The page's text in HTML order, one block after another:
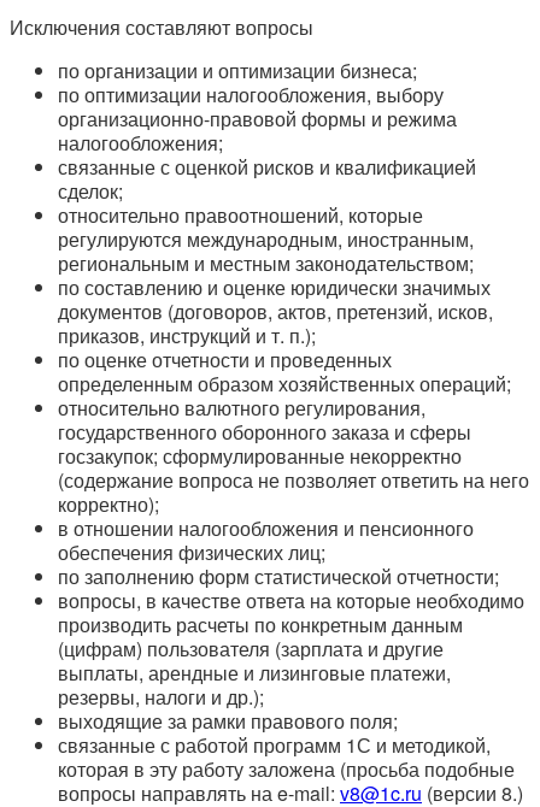
Исключения составляют вопросы
по организации и оптимизации бизнеса;
по оптимизации налогообложения, выбору
организационно-правовой формы и режима
налогообложения;
связанные с оценкой рисков и квалификацией
сделок;
относительно правоотношений, которые
регулируются международным, иностранным,
региональным и местным законодательством;
по составлению и оценке юридически значимых
документов (договоров, актов, претензий, исков,
приказов, инструкций и т. п.);
по оценке отчетности и проведенных
определенным образом хозяйственных операций;
относительно валютного регулирования,
государственного оборонного заказа и сферы
госзакупок; сформулированные некорректно
(содержание вопроса не позволяет ответить на него
корректно);
в отношении налогообложения и пенсионного
обеспечения физических лиц;
по заполнению форм статистической отчетности;
вопросы, в качестве ответа на которые необходимо
производить расчеты по конкретным данным
(цифрам) пользователя (зарплата и другие
выплаты, арендные и лизинговые платежи,
резервы, налоги и др.);
выходящие за рамки правового поля;
связанные с работой программ 1С и методикой,
которая в эту работу заложена (просьба подобные
вопросы направлять на e-mail: v8@1c.ru (версии 8.)